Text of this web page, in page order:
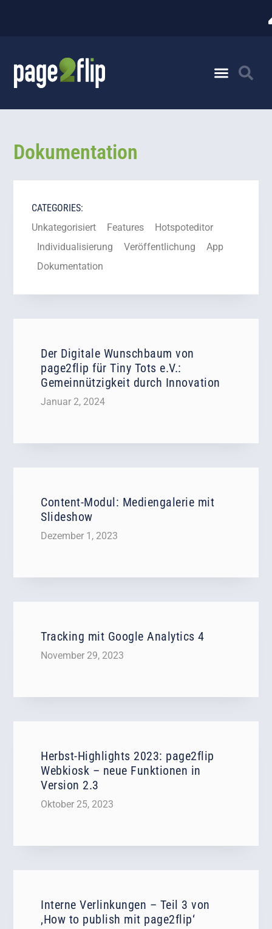
Dokumentation
CATEGORIES:
Unkategorisiert
Features
Hotspoteditor
Individualisierung
Veröffentlichung
App
Dokumentation
Der Digitale Wunschbaum von
page2flip für Tiny Tots e.V.:
Gemeinnützigkeit durch Innovation
Januar 2, 2024
Content-Modul: Mediengalerie mit
Slideshow
Dezember 1, 2023
Tracking mit Google Analytics 4
November 29, 2023
Herbst-Highlights 2023: page2flip
Webkiosk – neue Funktionen in
Version 2.3
Oktober 25, 2023
Interne Verlinkungen – Teil 3 von
‚How to publish mit page2flip‘